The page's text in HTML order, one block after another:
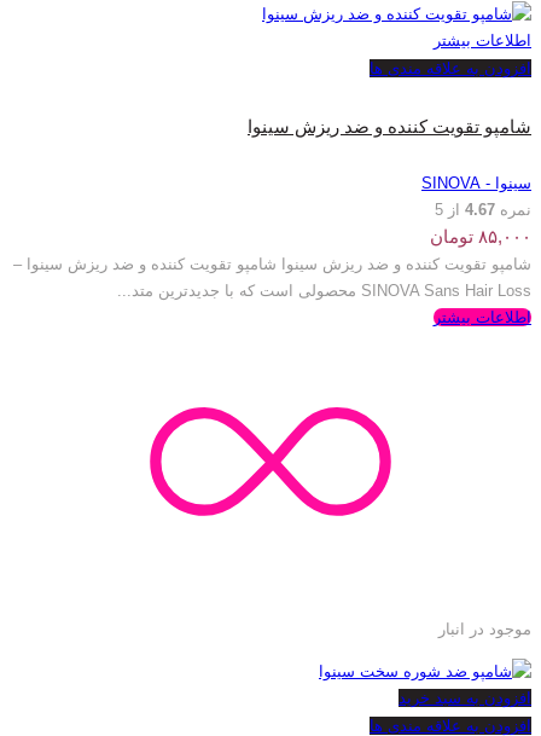
اطلاعات بیشتر
افزودن به علاقه مندی ها
شامپو تقویت کننده و ضد ریزش سینوا
سینوا - SINOVA
نمره 4.67 از 5
۸۵,۰۰۰ تومان
شامپو تقویت کننده و ضد ریزش سینوا شامپو تقویت کننده و ضد ریزش سینوا –
SINOVA Sans Hair Loss محصولی است که با جدیدترین متد...
اطلاعات بیشتر
موجود در انبار
افزودن به سبد خرید
افزودن به علاقه مندی ها